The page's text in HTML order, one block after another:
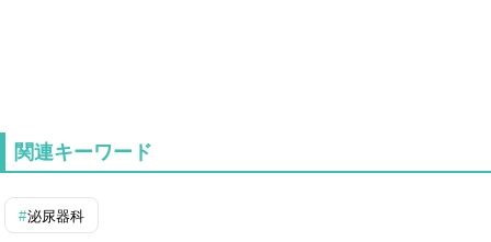
関連キーワード
泌尿器科